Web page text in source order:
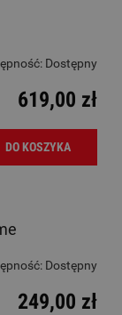
Dostępny
619,00 zł
DO KOSZYKA
Dostępny
249,00 zł